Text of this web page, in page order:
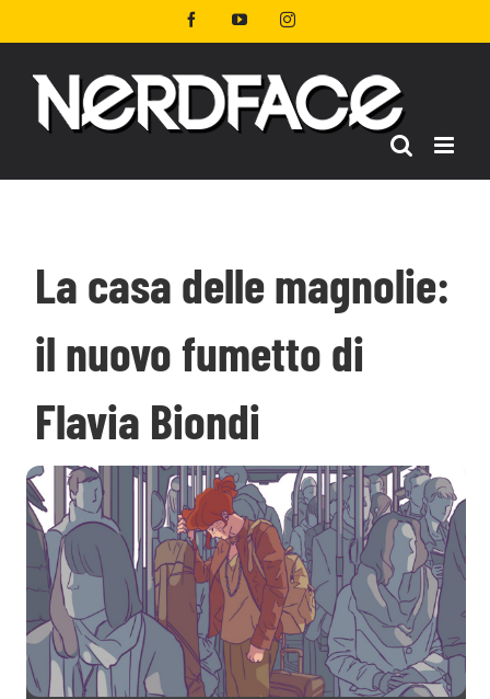
al
FacebookYouTubeInstagram
La casa delle magnolie:
il nuovo fumetto di
Flavia Biondi